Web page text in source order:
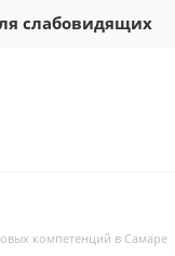
слабовидящих
компетенций в Самаре